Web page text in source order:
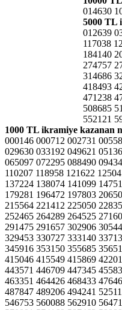
014630
5000 TL
012639
117038
184140
274757
314686
418493
471238
508685
552121
1000 TL ikramiye kazanan
000146 000712 002731
029630 033192 049621
065097 072295 088490
110207 118958 121622
137224 138074 141099
179281 196472 197803
215564 221412 225050
252465 264289 264525
291475 291657 302906
329453 330727 333140
345916 353150 355685
415046 415549 415869
443571 446709 447345
463351 464426 468433
487847 489206 494241
546753 560088 562910